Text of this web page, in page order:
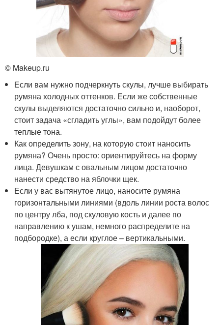
© Makeup.ru
Если вам нужно подчеркнуть скулы, лучше выбирать
румяна холодных оттенков. Если же собственные
скулы выделяются достаточно сильно и, наоборот,
стоит задача «сгладить углы», вам подойдут более
теплые тона.
Как определить зону, на которую стоит наносить
румяна? Очень просто: ориентируйтесь на форму
лица. Девушкам с овальным лицом достаточно
нанести средство на яблочки щек.
Если у вас вытянутое лицо, наносите румяна
горизонтальными линиями (вдоль линии роста волос
по центру лба, под скуловую кость и далее по
направлению к ушам, немного распределите на
подбородке), а если круглое – вертикальными.